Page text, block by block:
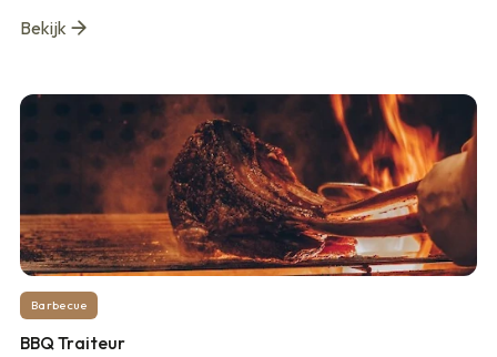
Bekijk
Barbecue
BBQ Traiteur